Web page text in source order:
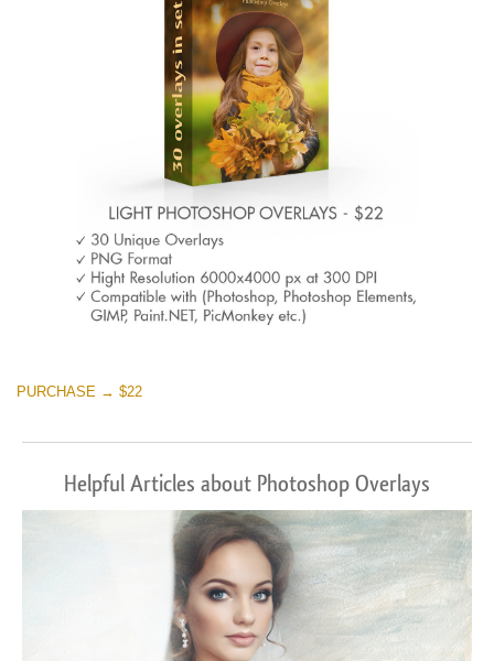
PURCHASE → $22
Helpful Articles about Photoshop Overlays